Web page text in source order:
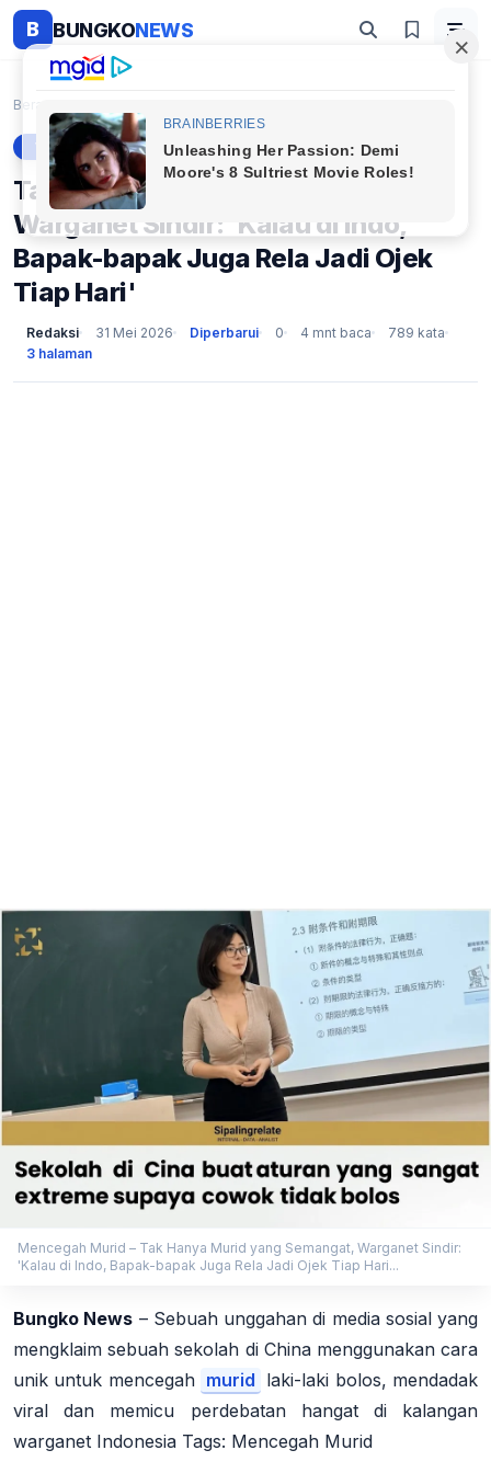
B BUNGKONEWS
Beranda
VIRAL
Tak Hanya Murid yang Semangat,
Warganet Sindir: 'Kalau di Indo,
Bapak-bapak Juga Rela Jadi Ojek
Tiap Hari'
Redaksi 31 Mei 2026 Diperbarui 0 4 mnt baca
789 kata
3 halaman
Mencegah Murid – Tak Hanya Murid yang Semangat, Warganet Sindir:
'Kalau di Indo, Bapak-bapak Juga Rela Jadi Ojek Tiap Hari...
Bungko News – Sebuah unggahan di media sosial yang
mengklaim sebuah sekolah di China menggunakan cara
unik untuk mencegah murid laki-laki bolos, mendadak
viral dan memicu perdebatan hangat di kalangan
warganet Indonesia Tags: Mencegah Murid